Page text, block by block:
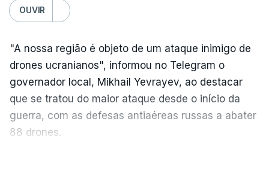
OUVIR
"A nossa região é objeto de um ataque inimigo de
drones ucranianos", informou no Telegram o
governador local, Mikhail Yevrayev, ao destacar
que se tratou do maior ataque desde o início da
guerra, com as defesas antiaéreas russas a abater
88 drones.